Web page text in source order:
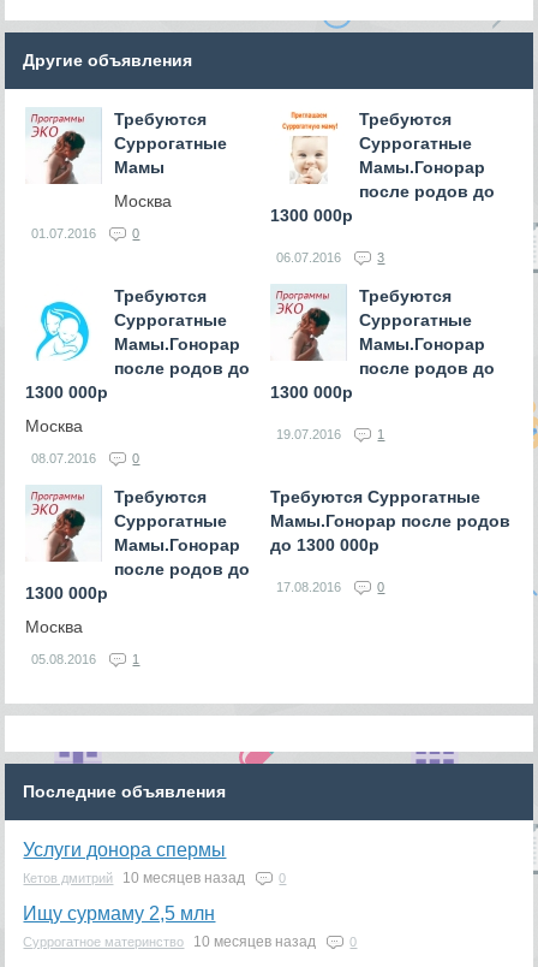
Другие объявления
Требуются
Суррогатные
Мамы
Москва
01.07.2016 0
Требуются
Суррогатные
Мамы.Гонорар
после родов до
1300 000р
06.07.2016 3
Требуются
Суррогатные
Мамы.Гонорар
после родов до
1300 000р
Москва
08.07.2016 0
Требуются
Суррогатные
Мамы.Гонорар
после родов до
1300 000р
19.07.2016 1
Требуются
Суррогатные
Мамы.Гонорар
после родов до
1300 000р
Москва
05.08.2016 1
Требуются Суррогатные
Мамы.Гонорар после родов
до 1300 000р
17.08.2016 0
Последние объявления
Услуги донора спермы
Кетов дмитрий 10 месяцев назад 0
Ищу сурмаму 2,5 млн
Суррогатное материнство 10 месяцев назад 0